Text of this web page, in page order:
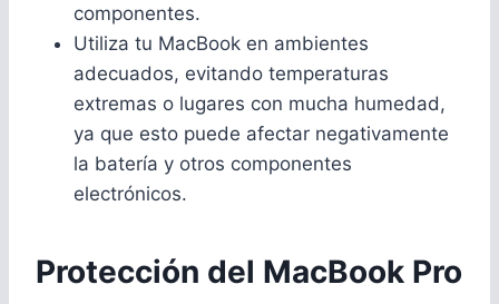
componentes.
Utiliza tu MacBook en ambientes
adecuados, evitando temperaturas
extremas o lugares con mucha humedad,
ya que esto puede afectar negativamente
la batería y otros componentes
electrónicos.
Protección del MacBook Pro